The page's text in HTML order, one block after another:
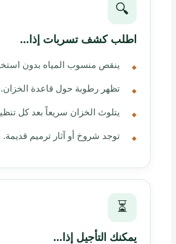
🔍
اطلب كشف تسربات إذا...
ينقص منسوب المياه بدون
تظهر رطوبة حول قاعدة الخزان.
يتلوث الخزان سريعاً بعد كل
توجد شروخ أو آثار ترميم قديمة.
⏳
يمكنك التأجيل إذا...